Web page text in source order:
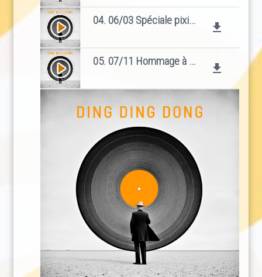
play_circle_filled 04. 06/03 Spéciale pixies pour Mars file_download
play_circle_filled 05. 07/11 Hommage à Buch file_download